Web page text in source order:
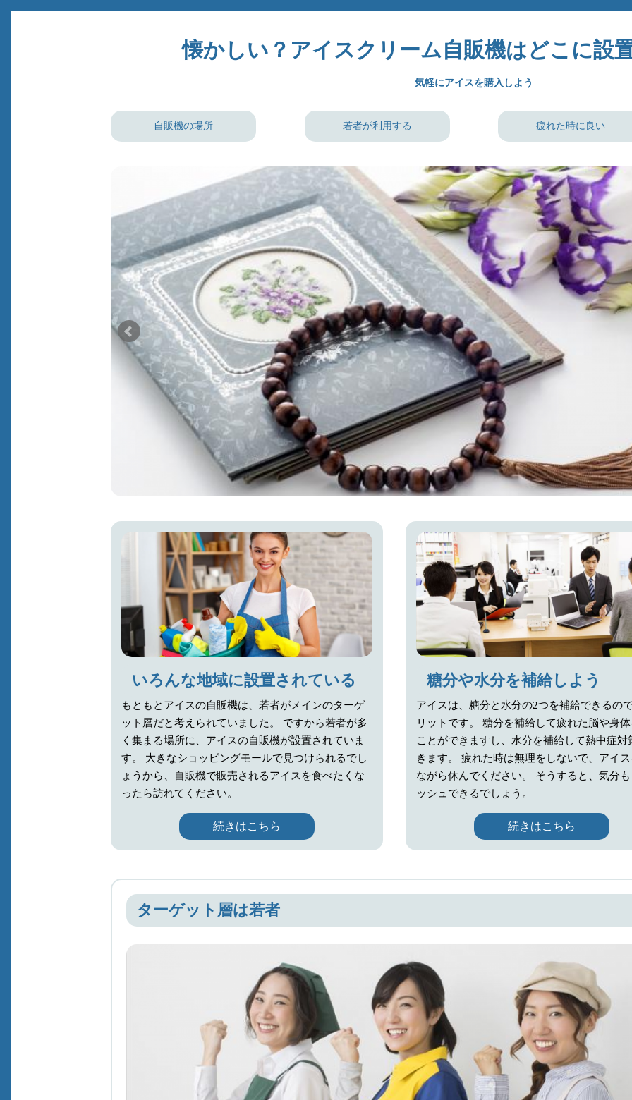
懐かしい？アイスクリーム自販機はどこに設
気軽にアイスを購入しよう
自販機の場所 若者が利用する 疲れた時に良い
いろんな地域に設置されている
もともとアイスの自販機は、若者がメインのターゲ
ット層だと考えられていました。 ですから若者が多
く集まる場所に、アイスの自販機が設置されていま
す。 大きなショッピングモールで見つけられるでし
ょうから、自販機で販売されるアイスを食べたくな
ったら訪れてください。
続きはこちら
糖分や水分を補給しよう
アイスは、糖分と水分の2つを補給できるの
リットです。 糖分を補給して疲れた脳や身
ことができますし、水分を補給して熱中症対
きます。 疲れた時は無理をしないで、アイ
ながら休んでください。 そうすると、気分
ッシュできるでしょう。
続きはこちら
ターゲット層は若者